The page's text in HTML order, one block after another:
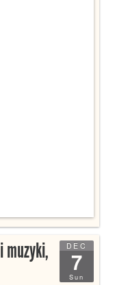
DEC
7
Sun
muzyki,